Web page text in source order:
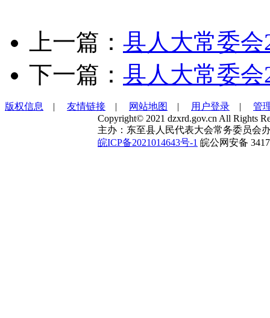
上一篇： 县人大常委
下一篇： 县人大常委
版权信息 | 友情链接 | 网站地图 | 用户登录 | 管
Copyright© 2021 dzxrd.gov.cn All Rights
主办：东至县人民代表大会常务委员会
皖ICP备2021014643号-1 皖公网安备